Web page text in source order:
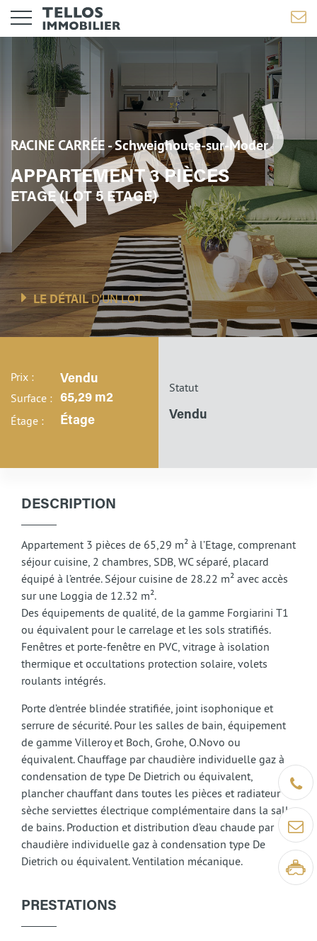
Être
Contact
Visite
RACINE CARRÉE - Schweighouse-sur-Moder
APPARTEMENT 3 PIÈCES
ETAGE (LOT 5 ETAGE)
LE DÉTAILD'UN LOT
Prix : Vendu
Surface : 65,29 m2
Étage : Étage
Statut
Vendu
DESCRIPTION
Appartement 3 pièces de 65,29 m² à l’Etage, comprenant
séjour cuisine, 2 chambres, SDB, WC séparé, placard
équipé à l’entrée. Séjour cuisine de 28.22 m² avec accès
sur une Loggia de 12.32 m².
Des équipements de qualité, de la gamme Forgiarini T1
ou équivalent pour le carrelage et les sols stratifiés.
Fenêtres et porte-fenêtre en PVC, vitrage à isolation
thermique et occultations protection solaire, volets
roulants intégrés.
Porte d’entrée blindée stratifiée, joint isophonique et
serrure de sécurité. Pour les salles de bain, équipement
de gamme Villeroy et Boch, Grohe, O.Novo ou
équivalent. Chauffage par chaudière individuelle gaz à
condensation de type De Dietrich ou équivalent,
plancher chauffant dans toutes les pièces et radiateur
sèche serviettes électrique complémentaire dans la salle
de bains. Production et distribution d’eau chaude par
chaudière individuelle gaz à condensation type De
Dietrich ou équivalent. Ventilation mécanique.
PRESTATIONS